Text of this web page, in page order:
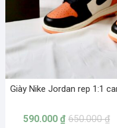
Giày Nike Jordan rep 1:1
650.000₫
590.000₫